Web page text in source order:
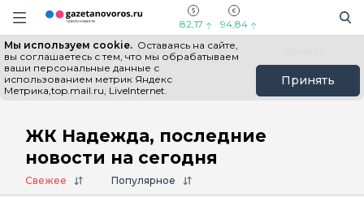
Информационный портал "ГазетаНоворос.ру"
Навигация сайта
82,17 94,84
Мы используем cookie. Оставаясь на сайте,
вы соглашаетесь с тем, что мы обрабатываем
ваши персональные данные с
использованием метрик Яндекс
Метрика,top.mail.ru, LiveInternet.
Принять
Все новости Новости России
Главная # ЖК Надежда
ЖК Надежда, последние
новости на сегодня
Свежее Популярное